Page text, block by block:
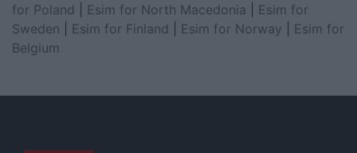
for Poland
Esim for North Macedonia
Esim for
Sweden
Esim for Finland Esim for Norway
Esim for
Belgium